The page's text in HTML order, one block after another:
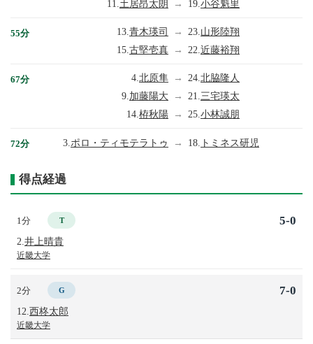
11. 土居昂太朗 → 19. 小谷魁里
55分 13. 青木瑛司 → 23. 山形陸翔
15. 古堅壱真 → 22. 近藤裕翔
67分 4. 北原隼 → 24. 北脇隆人
9. 加藤陽大 → 21. 三宅瑛太
14. 栫秋陽 → 25. 小林誠朋
72分 3. ポロ・ティモテラトゥ → 18. トミネス研児
得点経過
1分 T
2. 井上晴貴
近畿大学
5-0
2分 G
12. 西柊太郎
近畿大学
7-0